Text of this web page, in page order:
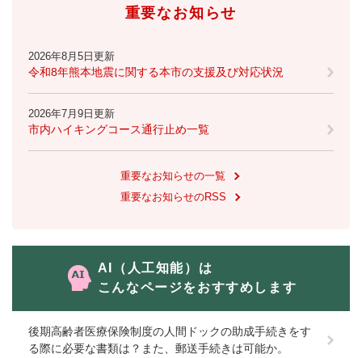
重要なお知らせ
2026年8月5日更新
令和8年熊本地震に関する本市の支援及び対応状況
2026年7月9日更新
市内ハイキングコース通行止め一覧
重要なお知らせの一覧
重要なお知らせのRSS
AI（人工知能）は
こんなページをおすすめします
後期高齢者医療保険制度の人間ドックの助成手続きをす
る際に必要な書類は？また、郵送手続きは可能か。